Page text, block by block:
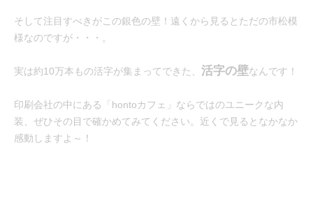
そして注目すべきがこの銀色の壁！遠くから見るとただの市松模
様なのですが・・・。
実は約10万本もの活字が集まってできた、 活字の壁なんです！
印刷会社の中にある「hontoカフェ」ならではのユニークな内
装、ぜひその目で確かめてみてください。近くで見るとなかなか
感動しますよ～！